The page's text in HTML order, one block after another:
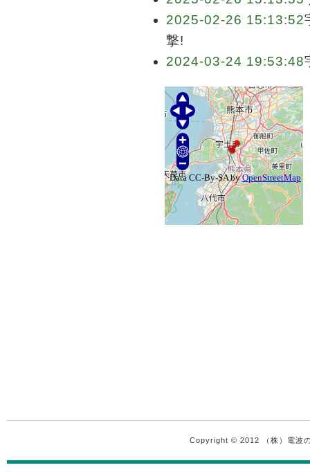
2025-02-26 15:13:52
撃!
2024-03-24 19:53:48
Copyright © 2012 （株）電波